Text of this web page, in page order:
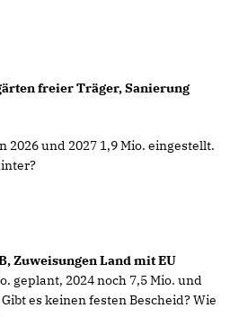
freier Träger, Sanierung
2026 und 2027 1,9 Mio. eingestellt.
Zuweisungen Land mit EU
geplant, 2024 noch 7,5 Mio. und
es keinen festen Bescheid? Wie